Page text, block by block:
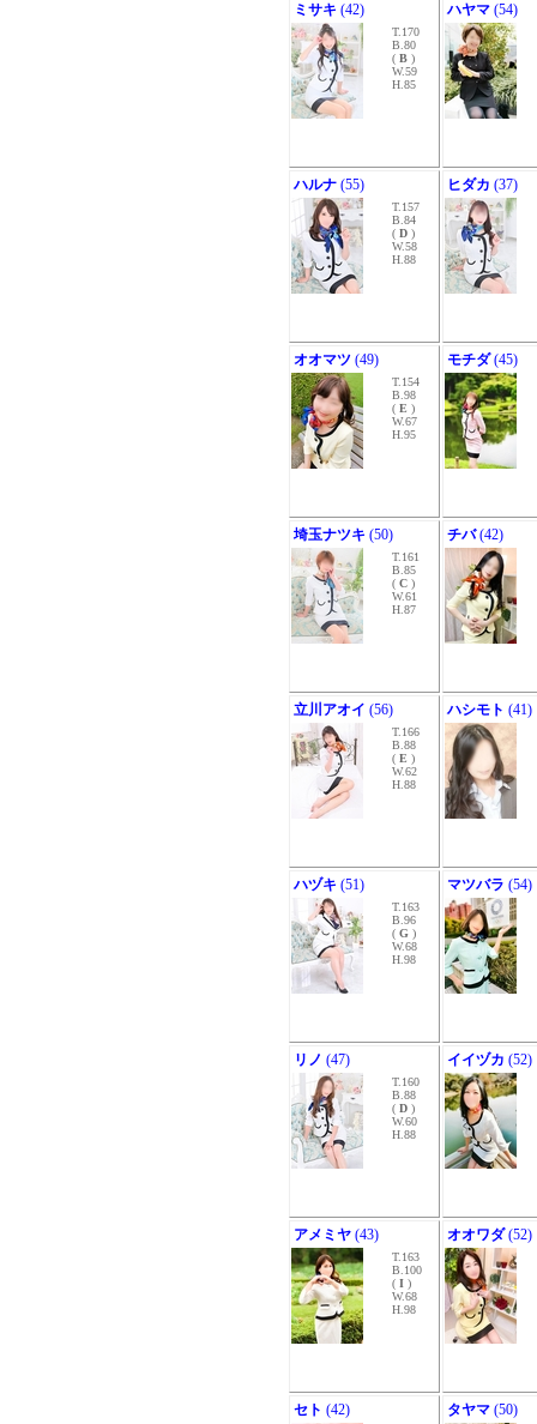
ミサキ (42)
T.170
B.80
( B )
W.59
H.85
ハヤマ (54)
ハルナ (55)
T.157
B.84
( D )
W.58
H.88
ヒダカ (37)
オオマツ (49)
T.154
B.98
( E )
W.67
H.95
モチダ(45)
埼玉ナツキ (50)
T.161
B.85
( C )
W.61
H.87
チバ(42)
立川アオイ (56)
T.166
B.88
( E )
W.62
H.88
ハシモト (41)
ハヅキ (51)
T.163
B.96
( G )
W.68
H.98
マツバラ (54)
リノ (47)
T.160
B.88
( D )
W.60
H.88
イイヅカ (52)
アメミヤ (43)
T.163
B.100
( I )
W.68
H.98
オオワダ(52)
セト (42) タヤマ (50)